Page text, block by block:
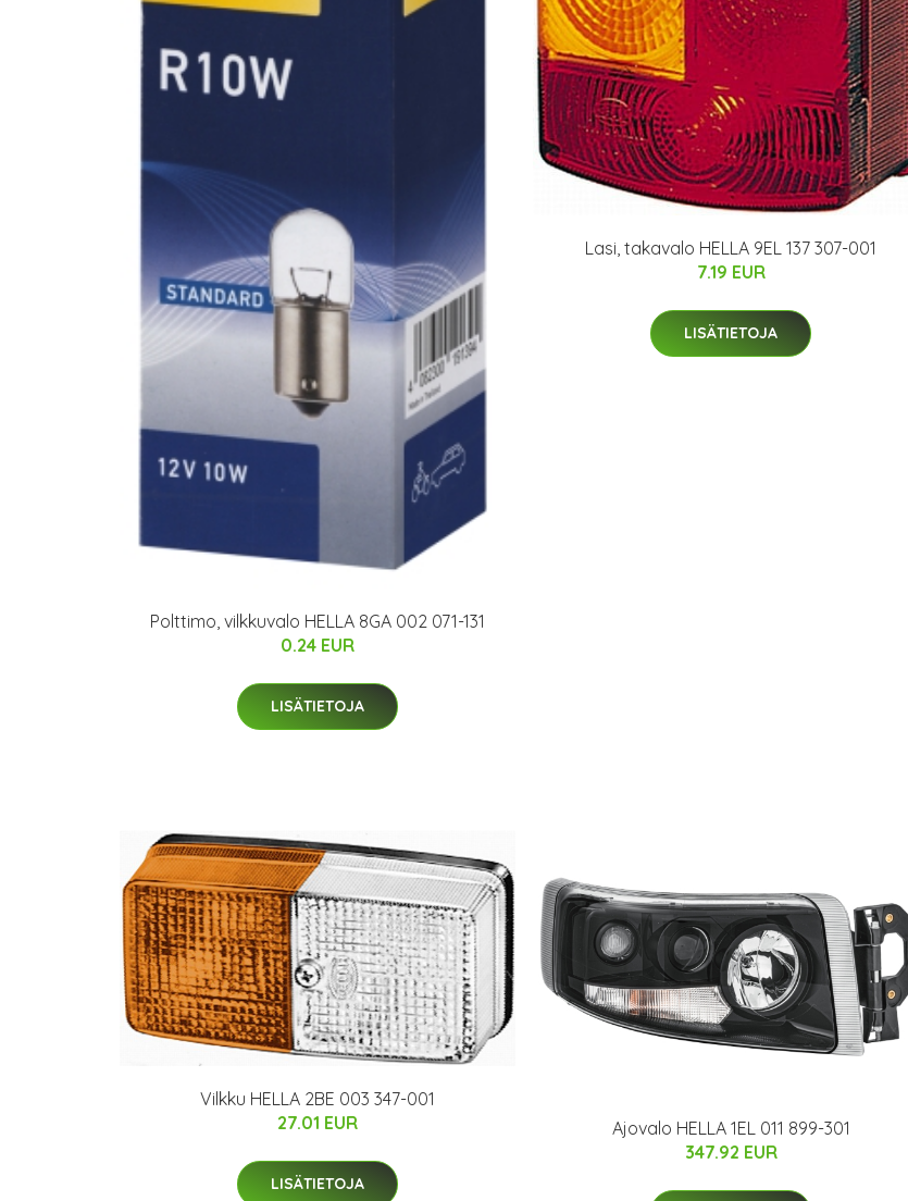
Polttimo, vilkkuvalo HELLA 8GA 002 071-131
0.24 EUR
LISÄTIETOJA
Lasi, takavalo HELLA 9EL 137 307-001
7.19 EUR
LISÄTIETOJA
Vilkku HELLA 2BE 003 347-001
27.01 EUR
LISÄTIETOJA
Ajovalo HELLA 1EL 011 899-301
347.92 EUR